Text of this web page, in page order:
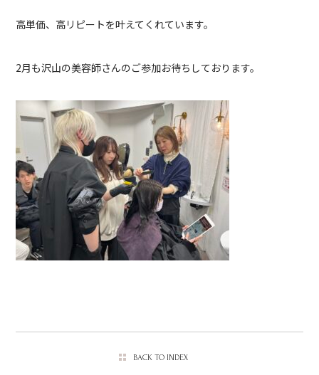
高単価、高リピートを叶えてくれています。
2月も沢山の美容師さんのご参加お待ちしております。
BACK TO INDEX